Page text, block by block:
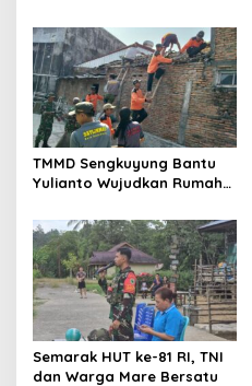
TMMD Sengkuyung Bantu
Yulianto Wujudkan Rumah
Semarak HUT ke-81 RI, TNI
dan Warga Mare Bersatu